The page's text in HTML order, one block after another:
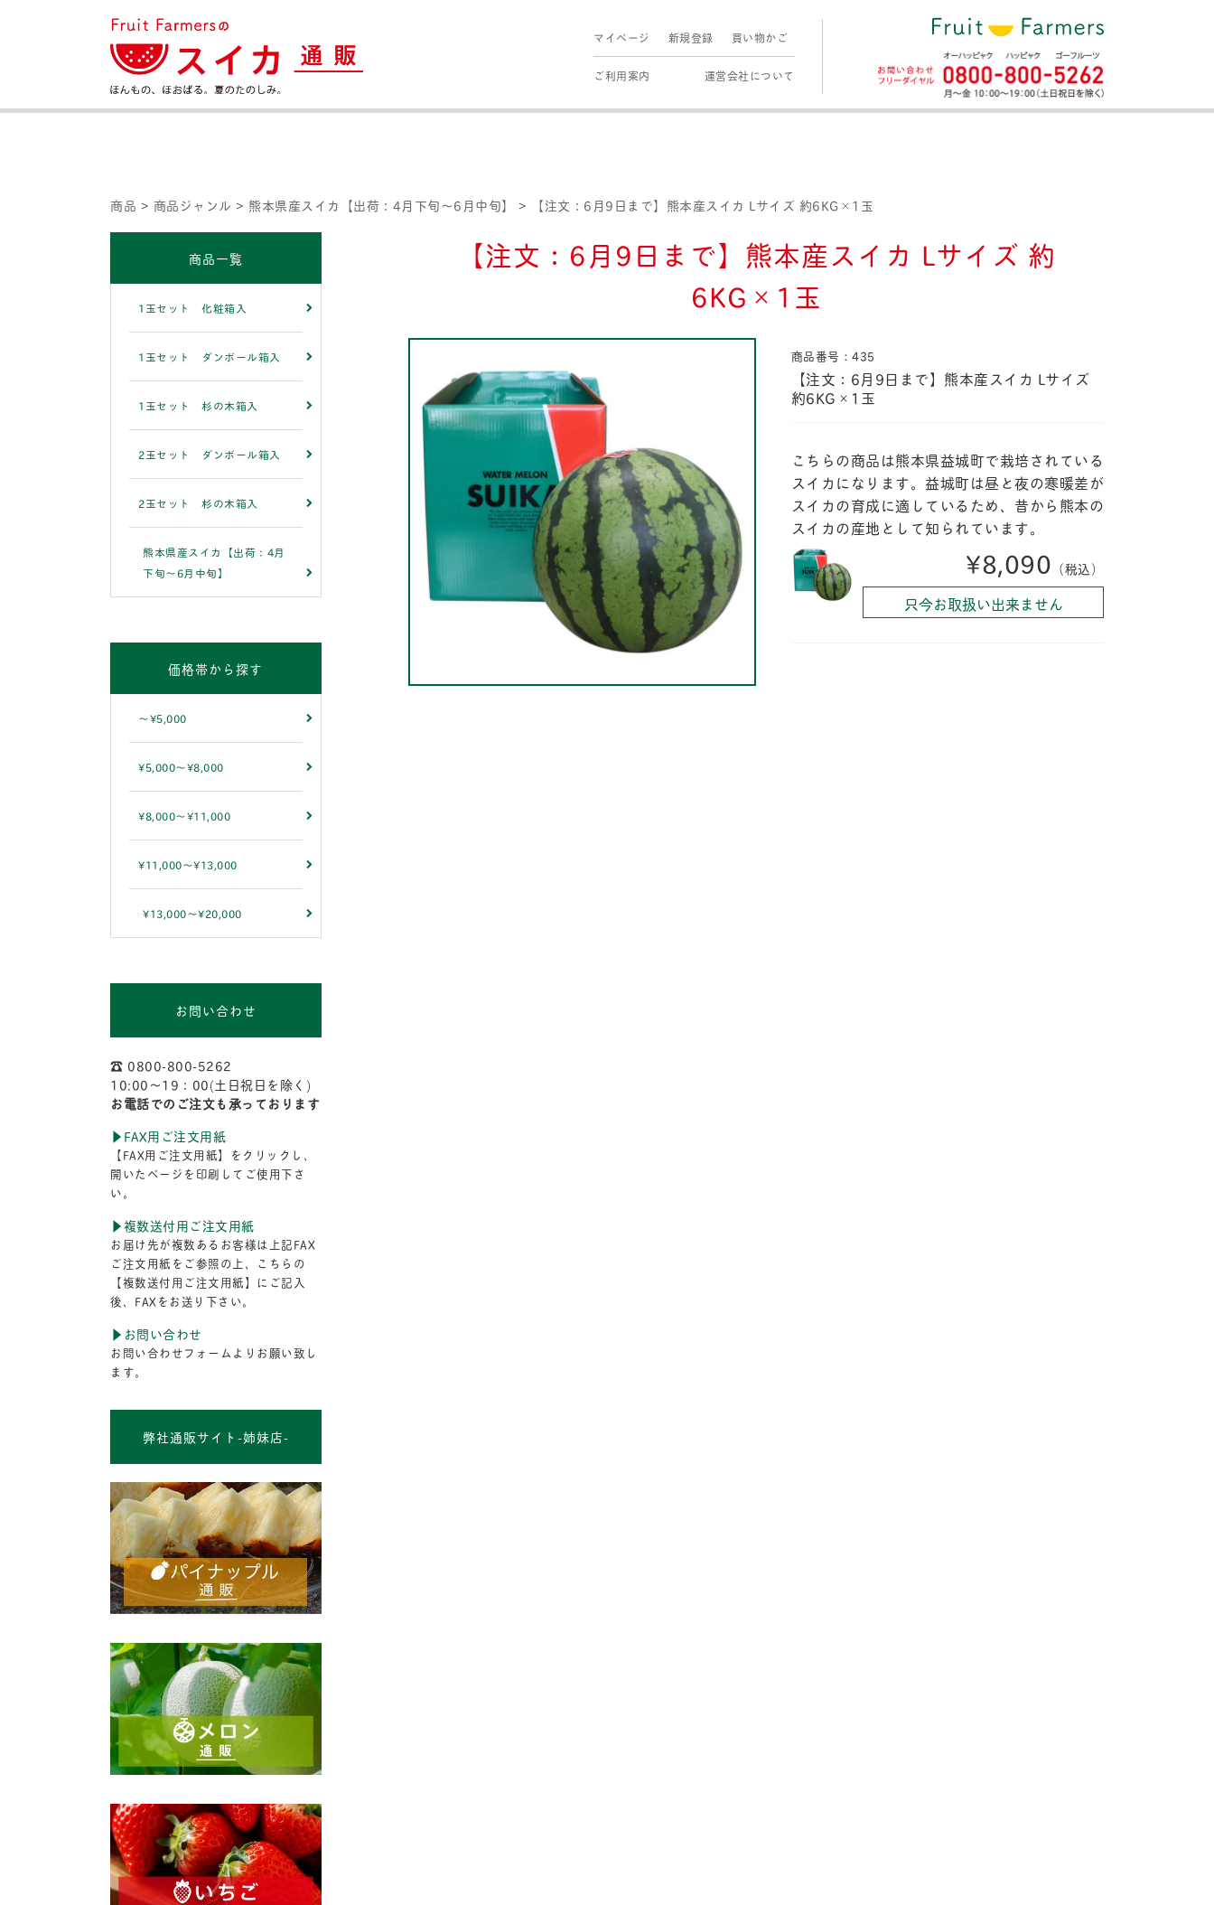
マイページ 新規登録 買い物かご
ご利用案内 運営会社について
商品 > 商品ジャンル > 熊本県産スイカ【出荷：4月下旬～6月中旬】 > 【注文：6月9日まで】熊本産スイカ Lサイズ 約6KG×1玉
【注文：6月9日まで】熊本産スイカ Lサイズ 約
6KG×1玉
商品番号：435
【注文：6月9日まで】熊本産スイカ Lサイズ
約6KG×1玉
こちらの商品は熊本県益城町で栽培されている
スイカになります。益城町は昼と夜の寒暖差が
スイカの育成に適しているため、昔から熊本の
スイカの産地として知られています。
¥8,090 （税込）
只今お取扱い出来ません
商品一覧
1玉セット 化粧箱入
1玉セット ダンボール箱入
1玉セット 杉の木箱入
2玉セット ダンボール箱入
2玉セット 杉の木箱入
熊本県産スイカ【出荷：4月
下旬～6月中旬】
価格帯から探す
～¥5,000
¥5,000～¥8,000
¥8,000～¥11,000
¥11,000～¥13,000
¥13,000～¥20,000
お問い合わせ
☎︎ 0800-800-5262
10:00〜19：00(土日祝日を除く)
お電話でのご注文も承っております
▶︎FAX用ご注文用紙
【FAX用ご注文用紙】をクリックし、
開いたページを印刷してご使用下さ
い。
▶︎複数送付用ご注文用紙
お届け先が複数あるお客様は上記FAX
ご注文用紙をご参照の上、こちらの
【複数送付用ご注文用紙】にご記入
後、FAXをお送り下さい。
▶︎お問い合わせ
お問い合わせフォームよりお願い致し
ます。
弊社通販サイト-姉妹店-